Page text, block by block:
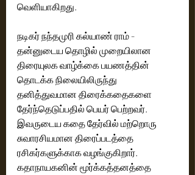
வெளியாகிறது.
நடிகர் நந்தமுரி கல்யாண் ராம் -
தன்னுடைய தொழில் முறையிலான
திரையுலக வாழ்க்கை பயணத்தின்
தொடக்க நிலையிலிருந்து
தனித்துவமான திரைக்கதைகளை
தேர்ந்தெடுப்பதில் பெயர் பெற்றவர்.
இவருடைய கதை தேர்வில் மற்றொரு
சுவாரசியமான திரைப்படத்தை
ரசிகர்களுக்காக வழங்குகிறார்.
கதாநாயகனின் மூர்க்கத்தனத்தை